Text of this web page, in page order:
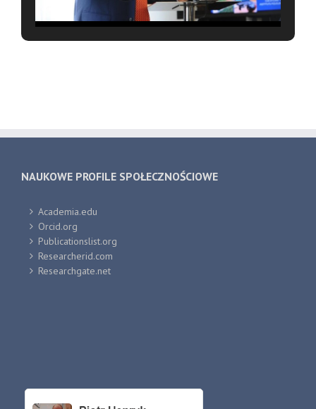
NAUKOWE PROFILE SPOŁECZNOŚCIOWE
Academia.edu
Orcid.org
Publicationslist.org
Researcherid.com
Researchgate.net